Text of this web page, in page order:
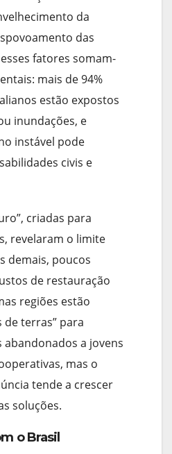
da
das
fatores somam-
mais de 94%
estão expostos
inundações, e
instável pode
civis e
criadas para
revelaram o limite
demais, poucos
de restauração
regiões estão
de terras” para
a jovens
mas o
tende a crescer
soluções.
o Brasil